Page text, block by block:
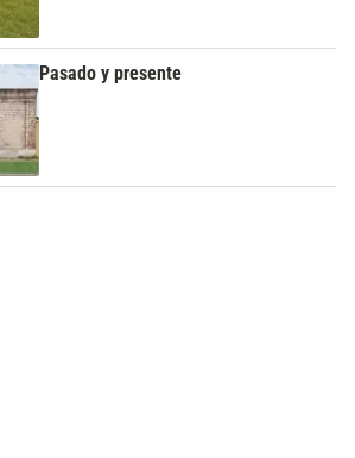
Pasado y presente